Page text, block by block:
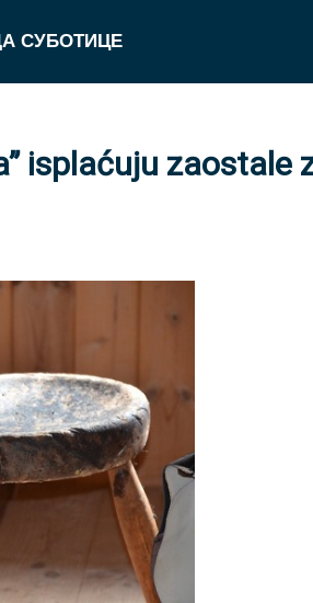
СУБОТИЦЕ
isplaćuju zaostale